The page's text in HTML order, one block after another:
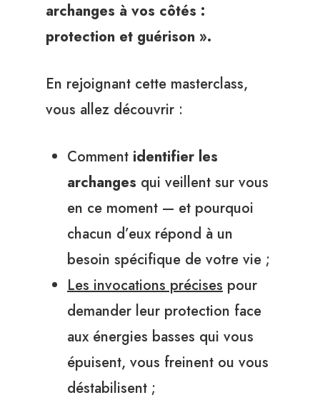
archanges à vos côtés :
protection et guérison ».
En rejoignant cette masterclass,
vous allez découvrir :
Comment identifier les
archanges qui veillent sur vous
en ce moment — et pourquoi
chacun d’eux répond à un
besoin spécifique de votre vie ;
Les invocations précises pour
demander leur protection face
aux énergies basses qui vous
épuisent, vous freinent ou vous
déstabilisent ;